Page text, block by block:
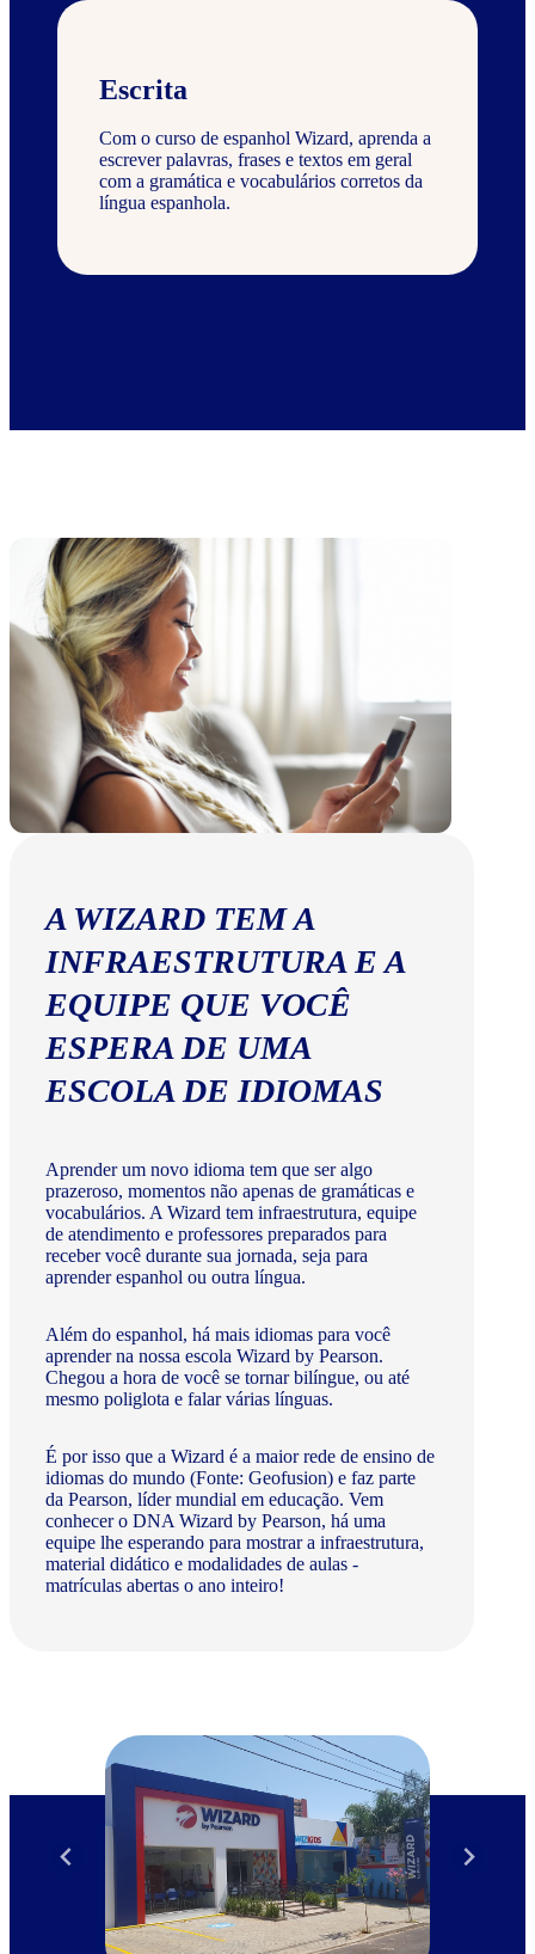
Escrita
Com o curso de espanhol Wizard, aprenda a
escrever palavras, frases e textos em geral
com a gramática e vocabulários corretos da
língua espanhola.
A WIZARD TEM A
INFRAESTRUTURA E A
EQUIPE QUE VOCÊ
ESPERA DE UMA
ESCOLA DE IDIOMAS
Aprender um novo idioma tem que ser algo
prazeroso, momentos não apenas de gramáticas e
vocabulários. A Wizard tem infraestrutura, equipe
de atendimento e professores preparados para
receber você durante sua jornada, seja para
aprender espanhol ou outra língua.
Além do espanhol, há mais idiomas para você
aprender na nossa escola Wizard by Pearson.
Chegou a hora de você se tornar bilíngue, ou até
mesmo poliglota e falar várias línguas.
É por isso que a Wizard é a maior rede de ensino de
idiomas do mundo (Fonte: Geofusion) e faz parte
da Pearson, líder mundial em educação. Vem
conhecer o DNA Wizard by Pearson, há uma
equipe lhe esperando para mostrar a infraestrutura,
material didático e modalidades de aulas -
matrículas abertas o ano inteiro!